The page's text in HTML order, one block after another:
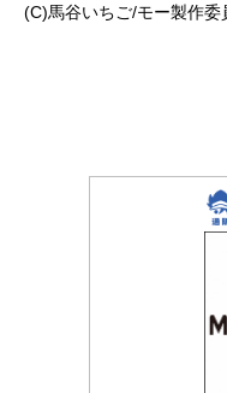
(C)馬谷いちご/モー製作委